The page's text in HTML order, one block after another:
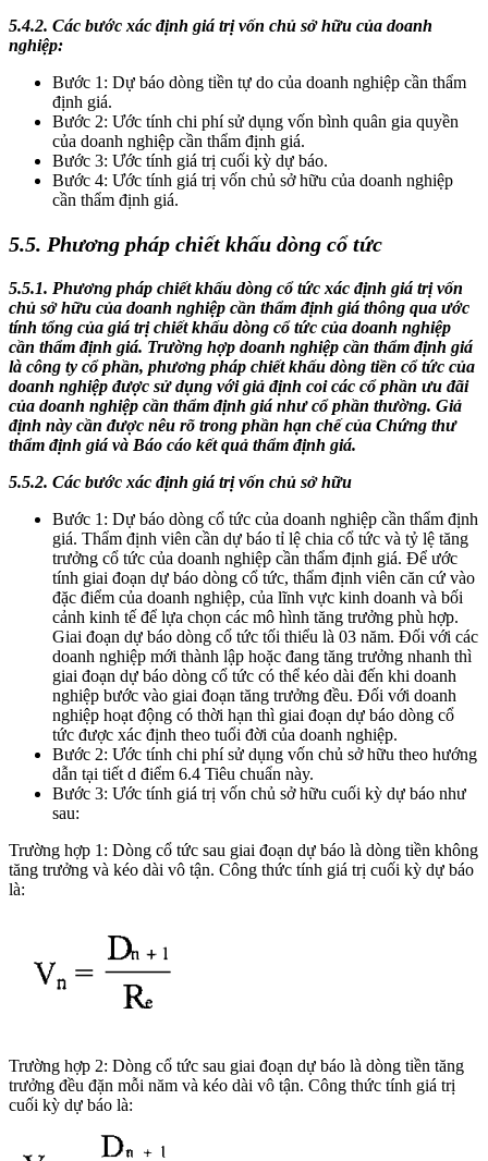
5.4.2. Các bước xác định giá trị vốn chủ sở hữu của doanh
nghiệp:
Bước 1: Dự báo dòng tiền tự do của doanh nghiệp cần thẩm
định giá.
Bước 2: Ước tính chi phí sử dụng vốn bình quân gia quyền
của doanh nghiệp cần thẩm định giá.
Bước 3: Ước tính giá trị cuối kỳ dự báo.
Bước 4: Ước tính giá trị vốn chủ sở hữu của doanh nghiệp
cần thẩm định giá.
5.5. Phương pháp chiết khấu dòng cổ tức
5.5.1. Phương pháp chiết khấu dòng cổ tức xác định giá trị vốn
chủ sở hữu của doanh nghiệp cần thẩm định giá thông qua ước
tính tổng của giá trị chiết khấu dòng cổ tức của doanh nghiệp
cần thẩm định giá. Trường hợp doanh nghiệp cần thẩm định giá
là công ty cổ phần, phương pháp chiết khấu dòng tiền cổ tức của
doanh nghiệp được sử dụng với giả định coi các cổ phần ưu đãi
của doanh nghiệp cần thẩm định giá như cổ phần thường. Giả
định này cần được nêu rõ trong phần hạn chế của Chứng thư
thẩm định giá và Báo cáo kết quả thẩm định giá.
5.5.2. Các bước xác định giá trị vốn chủ sở hữu
Bước 1: Dự báo dòng cổ tức của doanh nghiệp cần thẩm định
giá. Thẩm định viên cần dự báo tỉ lệ chia cổ tức và tỷ lệ tăng
trưởng cổ tức của doanh nghiệp cần thẩm định giá. Để ước
tính giai đoạn dự báo dòng cổ tức, thẩm định viên căn cứ vào
đặc điểm của doanh nghiệp, của lĩnh vực kinh doanh và bối
cảnh kinh tế để lựa chọn các mô hình tăng trưởng phù hợp.
Giai đoạn dự báo dòng cổ tức tối thiểu là 03 năm. Đối với các
doanh nghiệp mới thành lập hoặc đang tăng trưởng nhanh thì
giai đoạn dự báo dòng cổ tức có thể kéo dài đến khi doanh
nghiệp bước vào giai đoạn tăng trưởng đều. Đối với doanh
nghiệp hoạt động có thời hạn thì giai đoạn dự báo dòng cổ
tức được xác định theo tuổi đời của doanh nghiệp.
Bước 2: Ước tính chi phí sử dụng vốn chủ sở hữu theo hướng
dẫn tại tiết d điểm 6.4 Tiêu chuẩn này.
Bước 3: Ước tính giá trị vốn chủ sở hữu cuối kỳ dự báo như
sau:
Trường hợp 1: Dòng cổ tức sau giai đoạn dự báo là dòng tiền không
tăng trưởng và kéo dài vô tận. Công thức tính giá trị cuối kỳ dự báo
là:
Trường hợp 2: Dòng cổ tức sau giai đoạn dự báo là dòng tiền tăng
trưởng đều đặn mỗi năm và kéo dài vô tận. Công thức tính giá trị
cuối kỳ dự báo là: